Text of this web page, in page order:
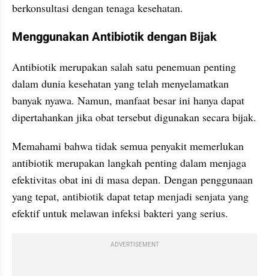
berkonsultasi dengan tenaga kesehatan.
Menggunakan Antibiotik dengan Bijak
Antibiotik merupakan salah satu penemuan penting
dalam dunia kesehatan yang telah menyelamatkan
banyak nyawa. Namun, manfaat besar ini hanya dapat
dipertahankan jika obat tersebut digunakan secara bijak.
Memahami bahwa tidak semua penyakit memerlukan
antibiotik merupakan langkah penting dalam menjaga
efektivitas obat ini di masa depan. Dengan penggunaan
yang tepat, antibiotik dapat tetap menjadi senjata yang
efektif untuk melawan infeksi bakteri yang serius.
ADVERTISEMENT